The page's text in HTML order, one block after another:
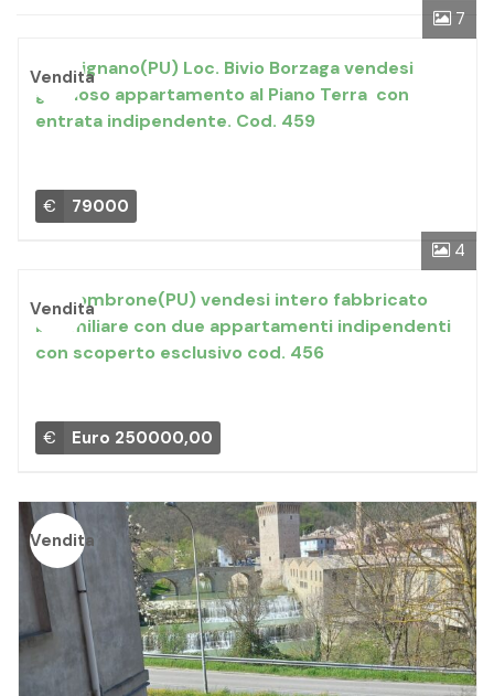
7
Vendita
Fermignano(PU) Loc. Bivio Borzaga vendesi
grazioso appartamento al Piano Terra con
entrata indipendente. Cod. 459
€
79000
4
Vendita
Fossombrone(PU) vendesi intero fabbricato
bifamiliare con due appartamenti indipendenti
con scoperto esclusivo cod. 456
€ Euro 250000,00
Vendita